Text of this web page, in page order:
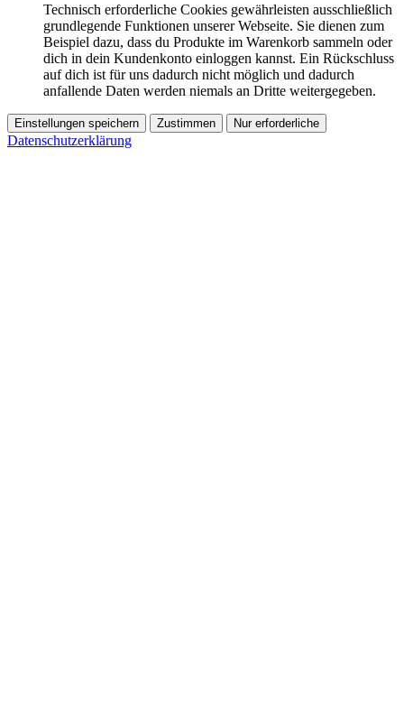
Technisch erforderliche Cookies gewährleisten ausschließlich
grundlegende Funktionen unserer Webseite. Sie dienen zum
Beispiel dazu, dass du Produkte im Warenkorb sammeln oder
dich in dein Kundenkonto einloggen kannst. Ein Rückschluss
auf dich ist für uns dadurch nicht möglich und dadurch
anfallende Daten werden niemals an Dritte weitergegeben.
Einstellungen speichern Zustimmen Nur erforderliche
Datenschutzerklärung